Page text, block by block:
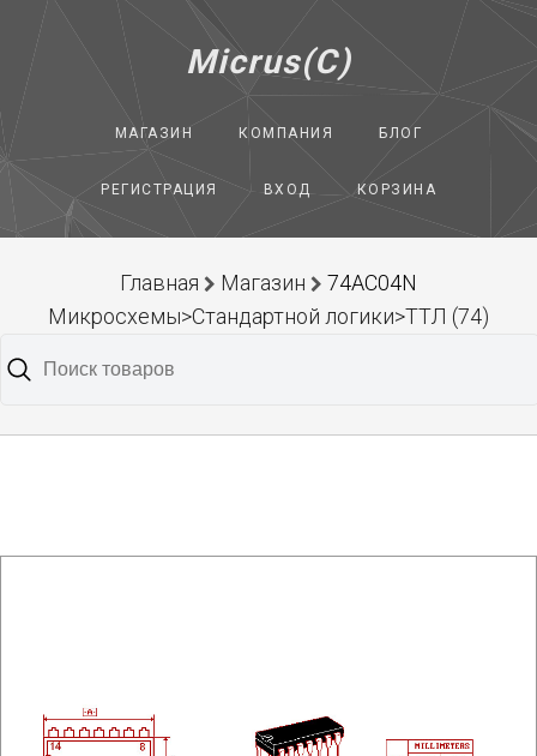
Micrus(C)
МАГАЗИН КОМПАНИЯ БЛОГ
РЕГИСТРАЦИЯ ВХОД КОРЗИНА
Главная Магазин
74AC04N
Микросхемы>Стандартной логики>ТТЛ (74)